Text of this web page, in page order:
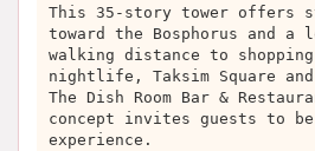
This 35-story tower offers
toward the Bosphorus and a
walking distance to
nightlife, Taksim Square
The Dish Room Bar &
concept invites guests to
experience.